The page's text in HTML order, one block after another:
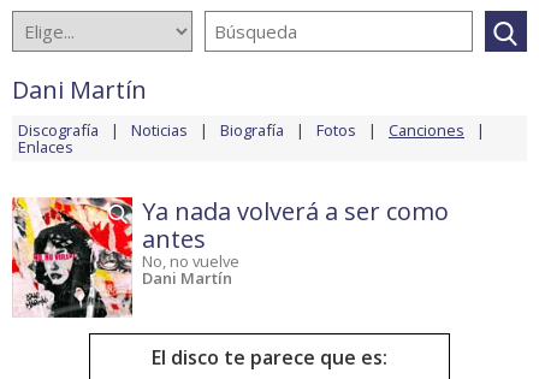
Dani Martín
Discografía Noticias Biografía Fotos Canciones
Enlaces
Ya nada volverá a ser como
antes
No, no vuelve
Dani Martín
El disco te parece que es: